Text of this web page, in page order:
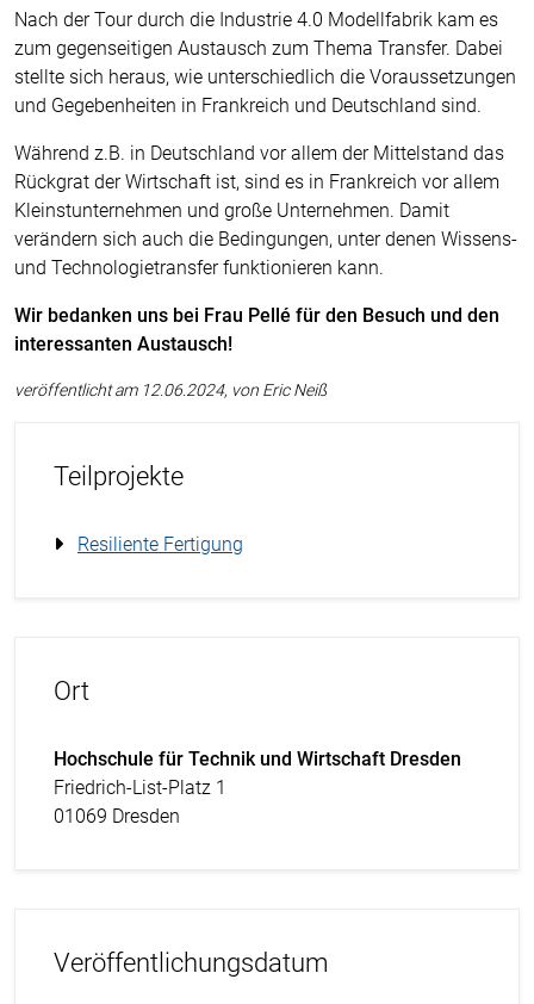
Nach der Tour durch die Industrie 4.0 Modellfabrik kam es
zum gegenseitigen Austausch zum Thema Transfer. Dabei
stellte sich heraus, wie unterschiedlich die Voraussetzungen
und Gegebenheiten in Frankreich und Deutschland sind.
Während z.B. in Deutschland vor allem der Mittelstand das
Rückgrat der Wirtschaft ist, sind es in Frankreich vor allem
Kleinstunternehmen und große Unternehmen. Damit
verändern sich auch die Bedingungen, unter denen Wissens-
und Technologietransfer funktionieren kann.
Wir bedanken uns bei Frau Pellé für den Besuch und den
interessanten Austausch!
veröffentlicht am 12.06.2024, von Eric Neiß
Teilprojekte
Resiliente Fertigung
Ort
Hochschule für Technik und Wirtschaft Dresden
Friedrich-List-Platz 1
01069 Dresden
Veröffentlichungsdatum